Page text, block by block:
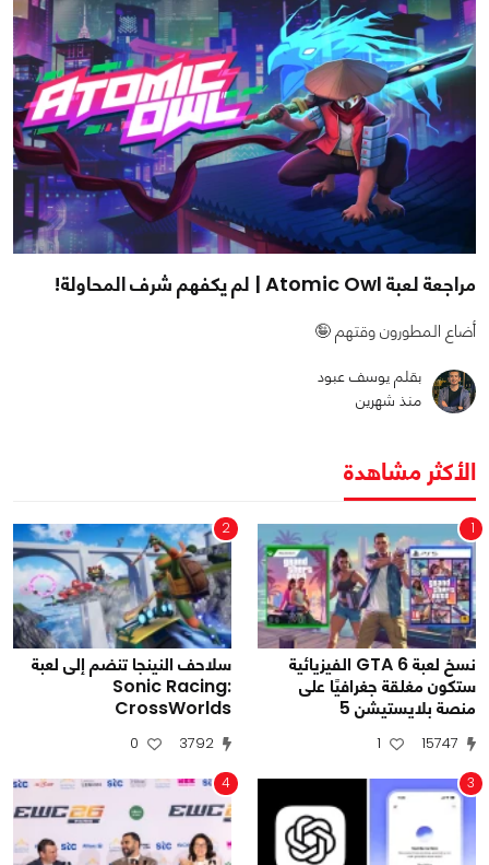
مراجعة لعبة Atomic Owl | لم يكفهم شرف المحاولة!
أضاع المطورون وقتهم 🤪
بقلم يوسف عبود
منذ شهرين
الأكثر مشاهدة
1
نسخ لعبة GTA 6 الفيزيائية
ستكون مغلقة جغرافيًا على
منصة بلايستيشن 5
15747
1
2
سلاحف النينجا تنضم إلى لعبة
Sonic Racing:
CrossWorlds
3792
0
3
4